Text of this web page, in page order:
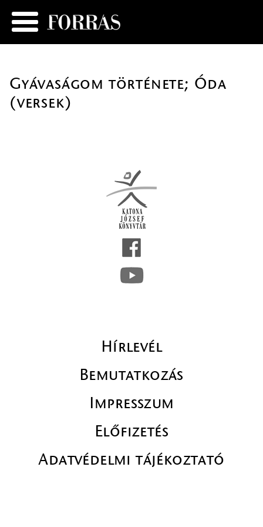
Gyávaságom története; Óda
(versek)
Hírlevél
Bemutatkozás
Impresszum
Előfizetés
Adatvédelmi tájékoztató